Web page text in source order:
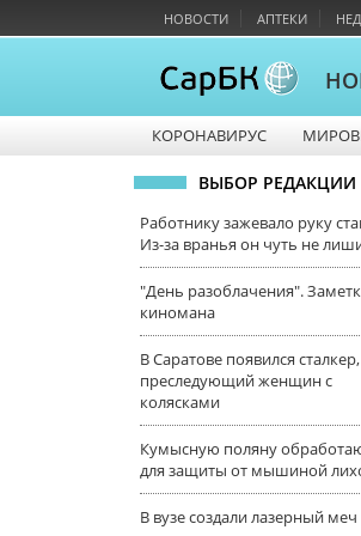
НОВОСТИ АПТЕКИ
КОРОНАВИРУС
ВЫБОР РЕДАКЦИИ
Работнику зажевало руку
Из-за вранья он чуть не
"День разоблачения".
киномана
В Саратове появился сталкер,
преследующий женщин с
колясками
Кумысную поляну
для защиты от мышиной
В вузе создали лазерный